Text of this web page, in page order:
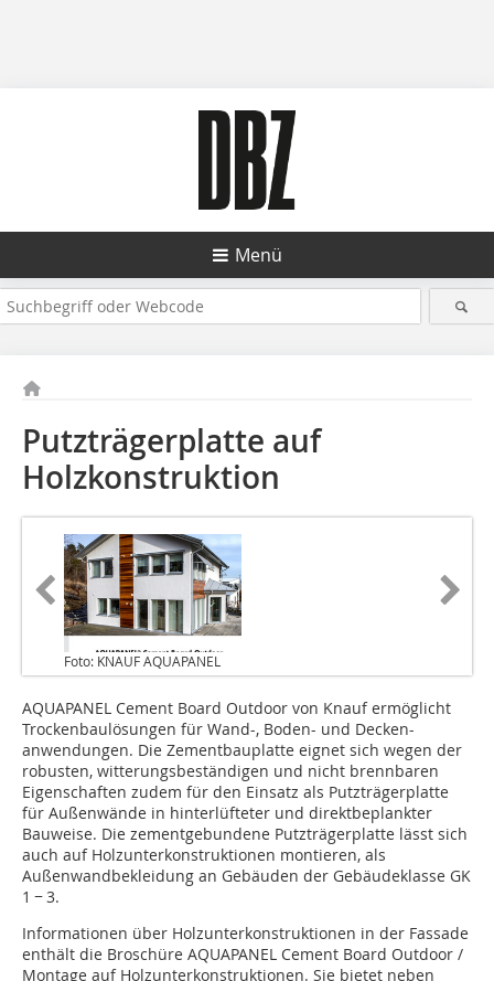
Menü
Putzträgerplatte auf
Holzkonstruktion
Foto: KNAUF AQUAPANEL
AQUAPANEL Cement Board Outdoor von Knauf ermöglicht
Trockenbaulösungen für Wand-, Boden- und Decken-
anwendungen. Die Zementbauplatte eignet sich wegen der
robusten, witterungsbeständigen und nicht brennbaren
Eigenschaften zudem für den Einsatz als Putzträgerplatte
für Außenwände in hinterlüfteter und direktbeplankter
Bauweise. Die zementgebundene Putzträgerplatte lässt sich
auch auf Holzunterkonstruktionen montieren, als
Außenwandbekleidung an Gebäuden der Gebäudeklasse GK
1 − 3.
Informationen über Holzunterkonstruktionen in der Fassade
enthält die Broschüre AQUAPANEL Cement Board Outdoor /
Montage auf Holzunterkonstruktionen. Sie bietet neben